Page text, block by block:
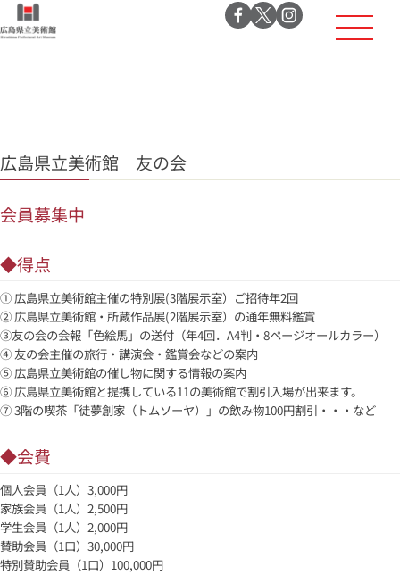
広島県立美術館 友の会
会員募集中
◆得点
① 広島県立美術館主催の特別展(3階展示室）ご招待年2回
② 広島県立美術館・所蔵作品展(2階展示室）の通年無料鑑賞
③友の会の会報「色絵馬」の送付（年4回．A4判・8ページオールカラー）
④ 友の会主催の旅行・講演会・鑑賞会などの案内
⑤ 広島県立美術館の催し物に関する情報の案内
⑥ 広島県立美術館と提携している11の美術館で割引入場が出来ます。
⑦ 3階の喫茶「徒夢創家（トムソーヤ）」の飲み物100円割引・・・など
◆会費
個人会員（1人）3,000円
家族会員（1人）2,500円
学生会員（1人）2,000円
賛助会員（1口）30,000円
特別賛助会員（1口）100,000円